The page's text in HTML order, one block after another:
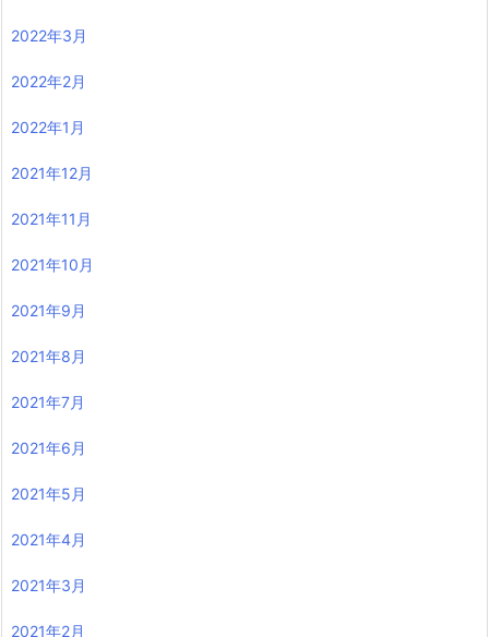
2022年3月
2022年2月
2022年1月
2021年12月
2021年11月
2021年10月
2021年9月
2021年8月
2021年7月
2021年6月
2021年5月
2021年4月
2021年3月
2021年2月